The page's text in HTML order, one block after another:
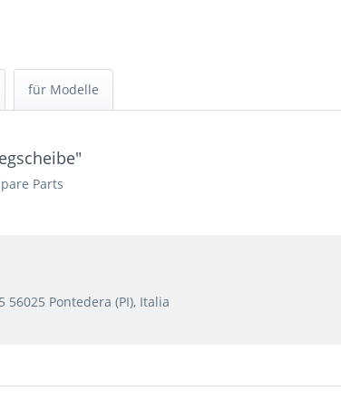
für Modelle
Parts
56025 Pontedera (PI), Italia